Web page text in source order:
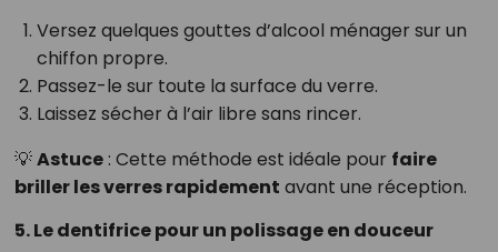
Versez quelques gouttes d’alcool ménager sur un
chiffon propre.
Passez-le sur toute la surface du verre.
Laissez sécher à l’air libre sans rincer.
💡Astuce: Cette méthode est idéale pour faire
briller les verres rapidement avant une réception.
5. Le dentifrice pour un polissage en douceur